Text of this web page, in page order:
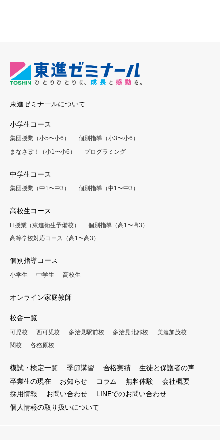
東進ゼミナールについて
小学生コース
集団授業（小5〜小6）
個別指導（小3〜小6）
まなさぽ！（小1〜小6）
プログラミング
中学生コース
集団授業（中1〜中3） 個別指導（中1〜中3）
高校生コース
IT授業（東進衛生予備校）
個別指導（高1〜高3）
高等学校対応コース（高1〜高3）
個別指導コース
小学生 中学生 高校生
オンライン家庭教師
校舎一覧
可児校 西可児校 多治見駅前校 多治見北部校
美濃加茂校
関校
各務原校
模試・検定一覧 季節講習 合格実績
生徒と保護者の声
卒業生の現在
お知らせ コラム 無料体験
会社概要
採用情報
お問い合わせ
LINEでのお問い合わせ
個人情報の取り扱いについて